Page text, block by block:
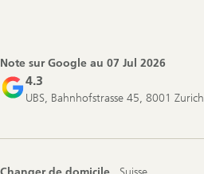
Note sur Google au 07 Jul 2026
4.3
UBS, Bahnhofstrasse 45, 8001 Zurich